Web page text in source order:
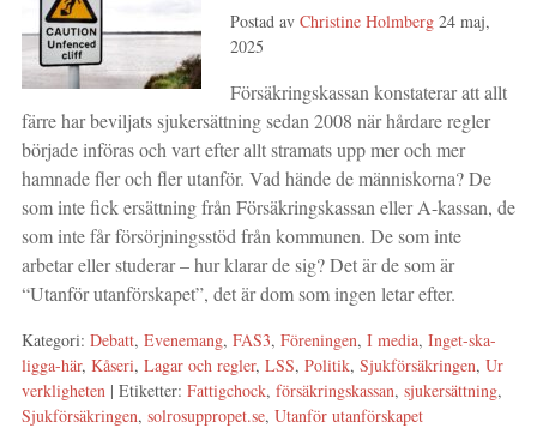
Postad av Christine Holmberg 24 maj,
2025
Försäkringskassan konstaterar att allt
färre har beviljats sjukersättning sedan 2008 när hårdare regler
började införas och vart efter allt stramats upp mer och mer
hamnade fler och fler utanför. Vad hände de människorna? De
som inte fick ersättning från Försäkringskassan eller A-kassan, de
som inte får försörjningsstöd från kommunen. De som inte
arbetar eller studerar – hur klarar de sig? Det är de som är
“Utanför utanförskapet”, det är dom som ingen letar efter.
Kategori: Debatt, Evenemang, FAS3, Föreningen, I media, Inget-ska-
ligga-här, Kåseri, Lagar och regler, LSS, Politik, Sjukförsäkringen, Ur
verkligheten | Etiketter: Fattigchock, försäkringskassan, sjukersättning,
Sjukförsäkringen, solrosuppropet.se, Utanför utanförskapet